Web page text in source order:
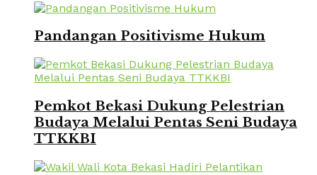
Pandangan Positivisme Hukum
Pemkot Bekasi Dukung Pelestrian
Budaya Melalui Pentas Seni Budaya
TTKKBI